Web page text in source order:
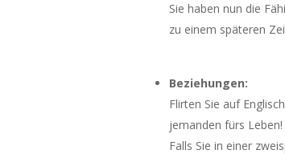
Sie haben nun die
zu einem späteren
Beziehungen:
Flirten Sie auf
jemanden fürs Leben!
Falls Sie in einer